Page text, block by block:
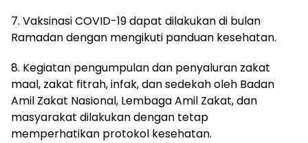
7. Vaksinasi COVID-19 dapat dilakukan di bulan
Ramadan dengan mengikuti panduan kesehatan.
8. Kegiatan pengumpulan dan penyaluran zakat
maal, zakat fitrah, infak, dan sedekah oleh Badan
Amil Zakat Nasional, Lembaga Amil Zakat, dan
masyarakat dilakukan dengan tetap
memperhatikan protokol kesehatan.